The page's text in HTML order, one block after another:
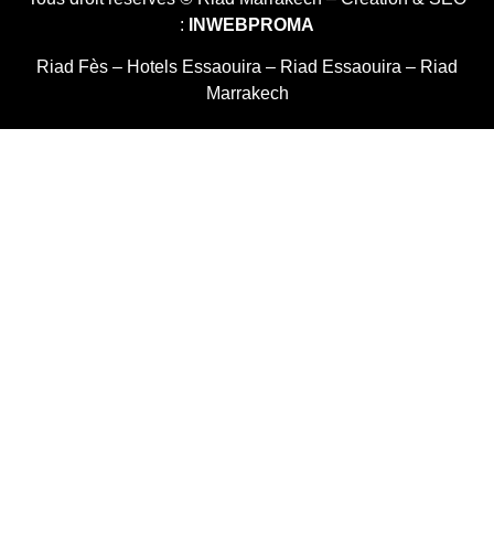
:
INWEBPROMA
Riad Fès – Hotels Essaouira – Riad Essaouira – Riad
Marrakech